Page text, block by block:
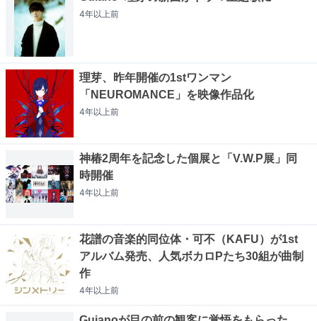
4年以上前
理芽、昨年開催の1stワンマン
「NEUROMANCE」を映像作品化
4年以上前
神椿2周年を記念した個展と「V.W.P展」同
時開催
4年以上前
花譜の音楽的同位体・可不（KAFU）が1st
アルバム発売、人気ボカロPたち30組が曲制
作
4年以上前